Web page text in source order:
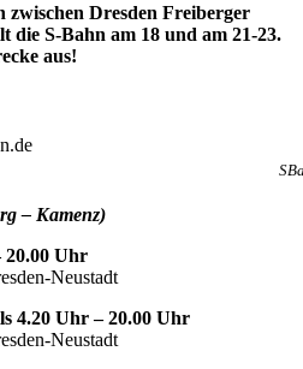
zwischen Dresden Freiberger
die S-Bahn am 18 und am 21-23.
aus!
– Kamenz)
20.00 Uhr
Neustadt
4.20 Uhr – 20.00 Uhr
Neustadt